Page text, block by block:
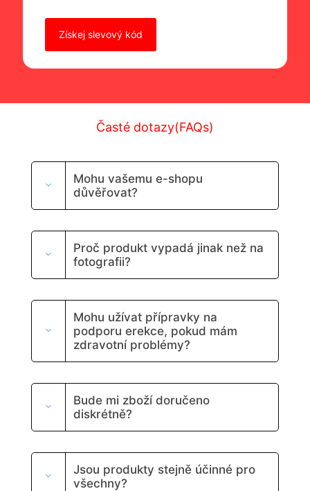
Časté dotazy(FAQs)
Mohu vašemu e-shopu
důvěřovat?
Proč produkt vypadá jinak než na
fotografii?
Mohu užívat přípravky na
podporu erekce, pokud mám
zdravotní problémy?
Bude mi zboží doručeno
diskrétně?
Jsou produkty stejně účinné pro
všechny?